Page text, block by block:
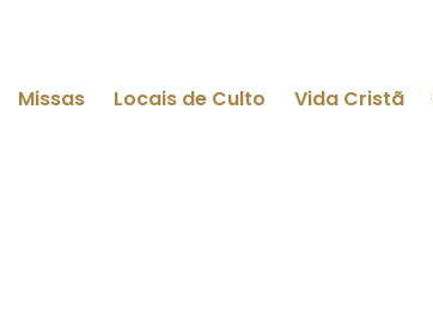
Missas Locais de Culto Vida Cristã